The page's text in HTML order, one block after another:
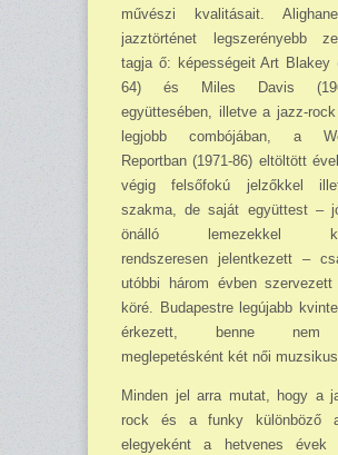
művészi kvalitásait.
jazztörténet legszerényebb
tagja ő: képességeit Art Blakey
64) és Miles Davis
együttesében, illetve a jazz-
legjobb combójában, a
Reportban (1971-86) eltöltött
végig felsőfokú jelzőkkel
szakma, de saját együttest –
önálló lemezekkel
rendszeresen jelentkezett –
utóbbi három évben szervezett
köré. Budapestre legújabb
érkezett, benne
meglepetésként két női
Minden jel arra mutat, hogy a
rock és a funky különböző
elegyeként a het­venes évek